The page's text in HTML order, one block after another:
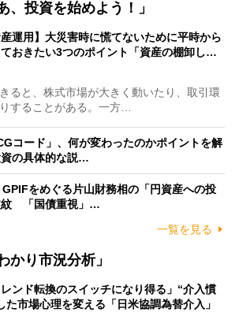
、投資を始めよう！」
産運用】大災害時に慌てないために平時から
おきたい3つのポイント「資産の棚卸し…
ると、株式市場が大きく動いたり、取引環
することがある。一方…
コード」、何が変わったのかポイントを解
の具体的な説…
GPIFをめぐる片山財務相の「円資産への投
紋 「国債重視」…
一覧を見る
かり市況分析」
レンド転換のスイッチになり得る」“介入慣
た市場心理を変える「日米協調為替介入」